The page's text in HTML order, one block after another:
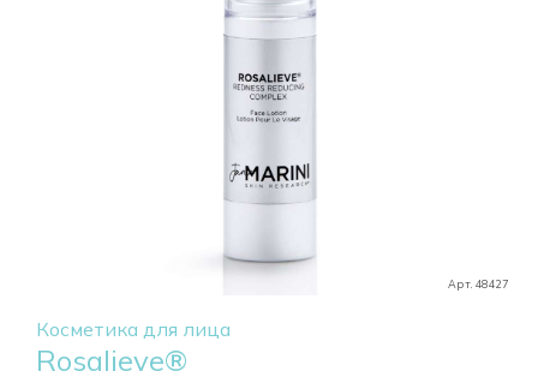
Арт. 48427
Косметика для лица
Rosalieve®